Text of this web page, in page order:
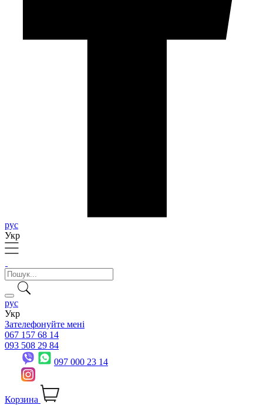
рус
Укр
рус
Укр
Зателефонуйте мені
067 157 68 14
093 508 29 84
097 000 23 14
Корзина